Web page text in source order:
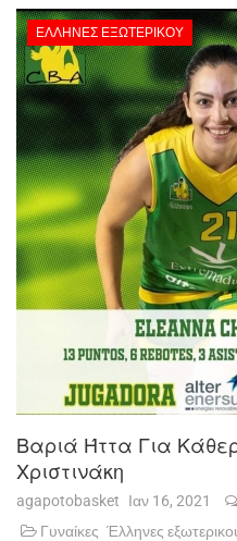
ΈΛΛΗΝΕΣ ΕΞΩΤΕΡΙΚΟΎ
Βαριά Ήττα Για
Χριστινάκη
agapotobasket Ιαν 16, 2021
Γυναίκες Έλληνες